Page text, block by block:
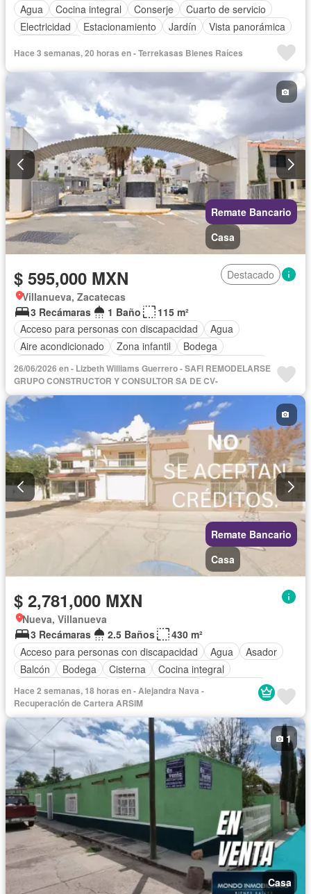
Agua
Cocina integral Conserje
Cuarto de servicio
Electricidad
Estacionamiento Jardín
Vista panorámica
Hace 3 semanas, 20 horas en - Terrekasas Bienes Raíces
Remate Bancario
Casa
$ 595,000 MXN
Destacado
Villanueva, Zacatecas
3 Recámaras
1 Baño
115 m²
Acceso para personas con discapacidad
Agua
Aire acondicionado
Zona infantil
Bodega
Caseta de vigilancia
Cuarto de servicio
Electricidad
Elevador
Estacionamiento Gas natural
Jacuzzi
Seguridad Televisión por cable Terraza Wifi
26/06/2026 en - Lizbeth Williams Guerrero - SAFI REMODELARSE
GRUPO CONSTRUCTOR Y CONSULTOR SA DE CV-
Remate Bancario
Casa
$ 2,781,000 MXN
Nueva, Villanueva
3 Recámaras
2.5 Baños
430 m²
Acceso para personas con discapacidad
Agua
Asador
Balcón
Bodega Cisterna
Cocina integral
Cuarto de Limpieza
Cuarto de servicio
Electricidad
Estacionamiento
Gas natural
Despacho
Recámara con closet
Seguridad
Televisión por cable
Terraza Sin amueblar
Hace 2 semanas, 18 horas en - Alejandra Nava -
Recuperación de Cartera ARSIM
Casa
1